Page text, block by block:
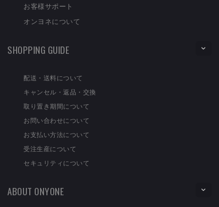
お客様サポート
オンヨネについて
SHOPPING GUIDE
配送・送料について
キャンセル・返品・交換
取り置き期間について
お問い合わせについて
お支払い方法について
受注生産について
セキュリティについて
ABOUT ONYONE